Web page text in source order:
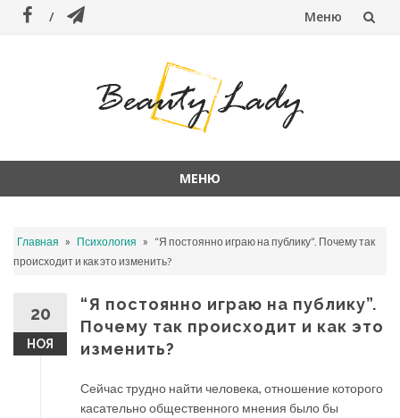
Меню
МЕНЮ
содержанию
Главная » Психология » “Я постоянно играю на публику”. Почему так
происходит и как это изменить?
20
НОЯ
“Я постоянно играю на публику”.
Почему так происходит и как это
изменить?
Сейчас трудно найти человека, отношение которого
касательно общественного мнения было бы